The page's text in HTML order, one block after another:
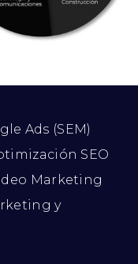
Ads (SEM)
SEO
Marketing
y